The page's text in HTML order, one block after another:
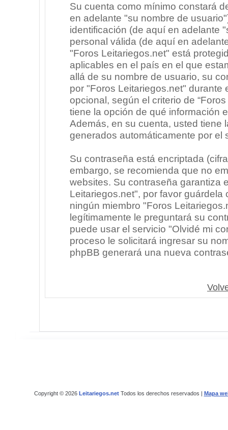
Su cuenta como mínimo constará
en adelante "su nombre de
identificación (de aquí en adelante
personal válida (de aquí en
"Foros Leitariegos.net" está
aplicables en el país en el que
allá de su nombre de usuario, su
por "Foros Leitariegos.net" durante
opcional, según el criterio de
tiene la opción de qué información
Además, en su cuenta, usted tiene
generados automáticamente por el
Su contraseña está encriptada
embargo, se recomienda que no
websites. Su contraseña garantiza
Leitariegos.net", por favor
ningún miembro "Foros
legítimamente le preguntará su
puede usar el servicio "Olvidé mi
proceso le solicitará ingresar su
phpBB generará una nueva
Copyright © 2026 Leitariegos.netTodos los derechos reservados | Mapa